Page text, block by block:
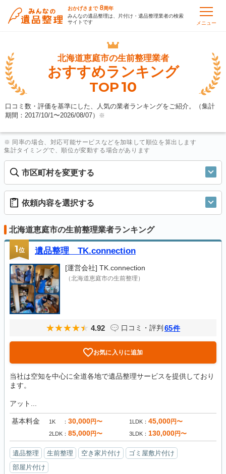
おかげさまで 8周年
みんなの遺品整理は、片付け・遺品整理業者の検索
サイトです
メニュー
北海道恵庭市の生前整理業者
おすすめランキング
TOP10
口コミ数・評価を基準にした、人気の業者ランキングをご紹介。（集計
期間：2017/10/1〜2026/08/07） ※
※ 同率の場合、対応可能サービスなどを加味して順位を算出します
集計タイミングで、順位が変動する場合があります
市区町村を変更する
依頼内容を選択する
北海道恵庭市の生前整理業者ランキング
1位 遺品整理 TK.connection
[運営会社] TK.connection
（北海道恵庭市の生前整理）
4.92 口コミ・評判 65件
お気に入りに追加
当社は空知を中心に全道各地で遺品整理サービスを提供しており
ます。
アット...
基本料金 1K 30,000円〜 1LDK 45,000円〜
2LDK 85,000円〜 3LDK 130,000円〜
遺品整理 生前整理 空き家片付け
ゴミ屋敷片付け
部屋片付け